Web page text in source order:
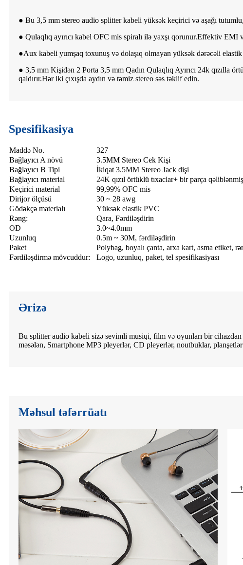
● Bu 3,5 mm stereo audio splitter kabeli yüksək keçirici və aşağı
● Qulaqlıq ayırıcı kabel OFC mis spiralı ilə yaxşı qorunur.Effektiv
●Aux kabeli yumşaq toxunuş və dolaşıq olmayan yüksək dərəcəli
● 3,5 mm Kişidən 2 Porta 3,5 mm Qadın Qulaqlıq Ayırıcı 24k qızılla
qaldırır.Hər iki çıxışda aydın və təmiz stereo səs təklif edin.
Spesifikasiya
Maddə No.
327
Bağlayıcı A növü
3.5MM Stereo Cek Kişi
Bağlayıcı B Tipi
İkiqat 3.5MM Stereo Jack dişi
Bağlayıcı material
24K qızıl örtüklü tıxaclar+ bir parça qəliblənmiş
Keçirici material
99,99% OFC mis
Dirijor ölçüsü
30 ~ 28 awg
Gödəkçə materialı
Yüksək elastik PVC
Rəng:
Qara, Fərdiləşdirin
OD
3.0~4.0mm
Uzunluq
0.5m ~ 30M, fərdiləşdirin
Paket
Polybag, boyalı çanta, arxa kart, asma etiket,
Fərdiləşdirmə mövcuddur:
Logo, uzunluq, paket, tel spesifikasiyası
Ərizə
Bu splitter audio kabeli sizə sevimli musiqi, film və oyunları bir
məsələn, Smartphone MP3 pleyerlər, CD pleyerlər, noutbuklar,
Məhsul təfərrüatı